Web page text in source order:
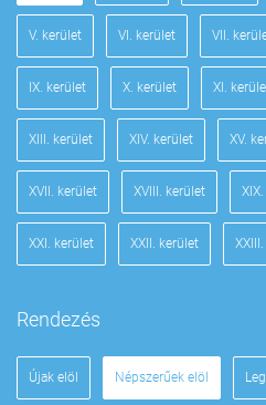
V. kerület VI. kerület VII.
IX. kerület X. kerület XI.
XIII. kerület XIV. kerület XV.
XVII. kerület XVIII. kerület
XXI. kerület XXII. kerület
Rendezés
Újak elöl Népszerűek elöl